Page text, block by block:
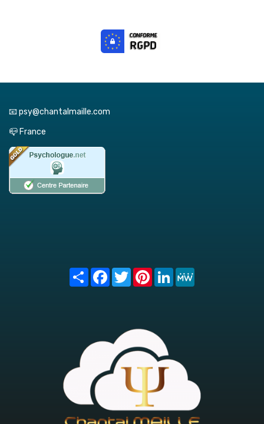
📧 psy@chantalmaille.com
📪 France
Share FacebookTwitterPinterest
LinkedIn